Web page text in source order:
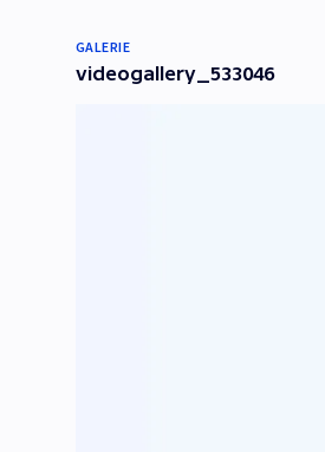
GALERIE
videogallery_533046